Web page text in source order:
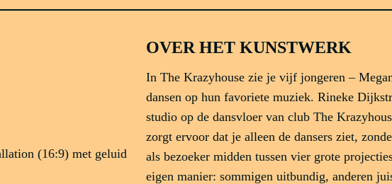
(16:9) met geluid
OVER HET KUNSTWERK
In The Krazyhouse zie je vijf jongeren –
dansen op hun favoriete muziek. Rineke
studio op de dansvloer van club The
zorgt ervoor dat je alleen de dansers ziet,
als bezoeker midden tussen vier grote
eigen manier: sommigen uitbundig, anderen